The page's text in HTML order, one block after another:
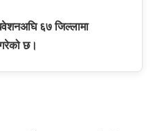
६७ जिल्लामा
छ।